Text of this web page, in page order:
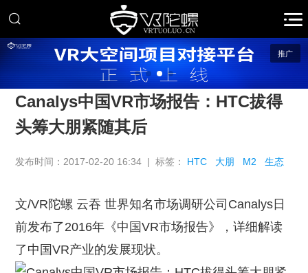
推广
Canalys中国VR市场报告：HTC拔得
头筹大朋紧随其后
发布时间：2017-02-20 16:34 | 标签： HTC 大朋 M2 生态
文/VR陀螺 云吞 世界知名市场调研公司Canalys日
前发布了2016年《中国VR市场报告》，详细解读
了中国VR产业的发展现状。